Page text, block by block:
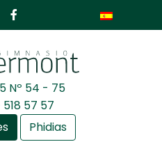
Ir
a
la
Ir
al
contenido
Nº 54 - 75
57 57
Phidias